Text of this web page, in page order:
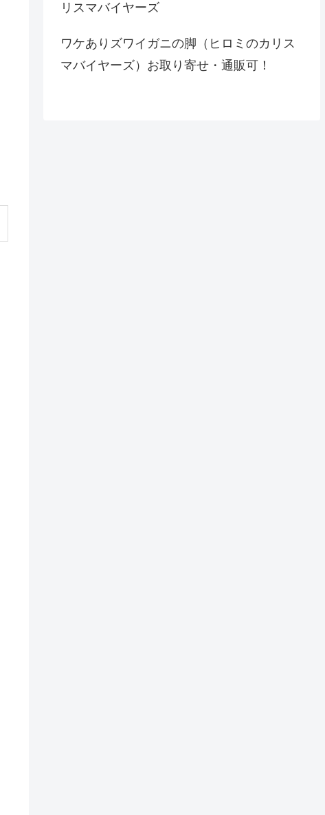
リスマバイヤーズ
ワケありズワイガニの脚（ヒロミのカリス
マバイヤーズ）お取り寄せ・通販可！